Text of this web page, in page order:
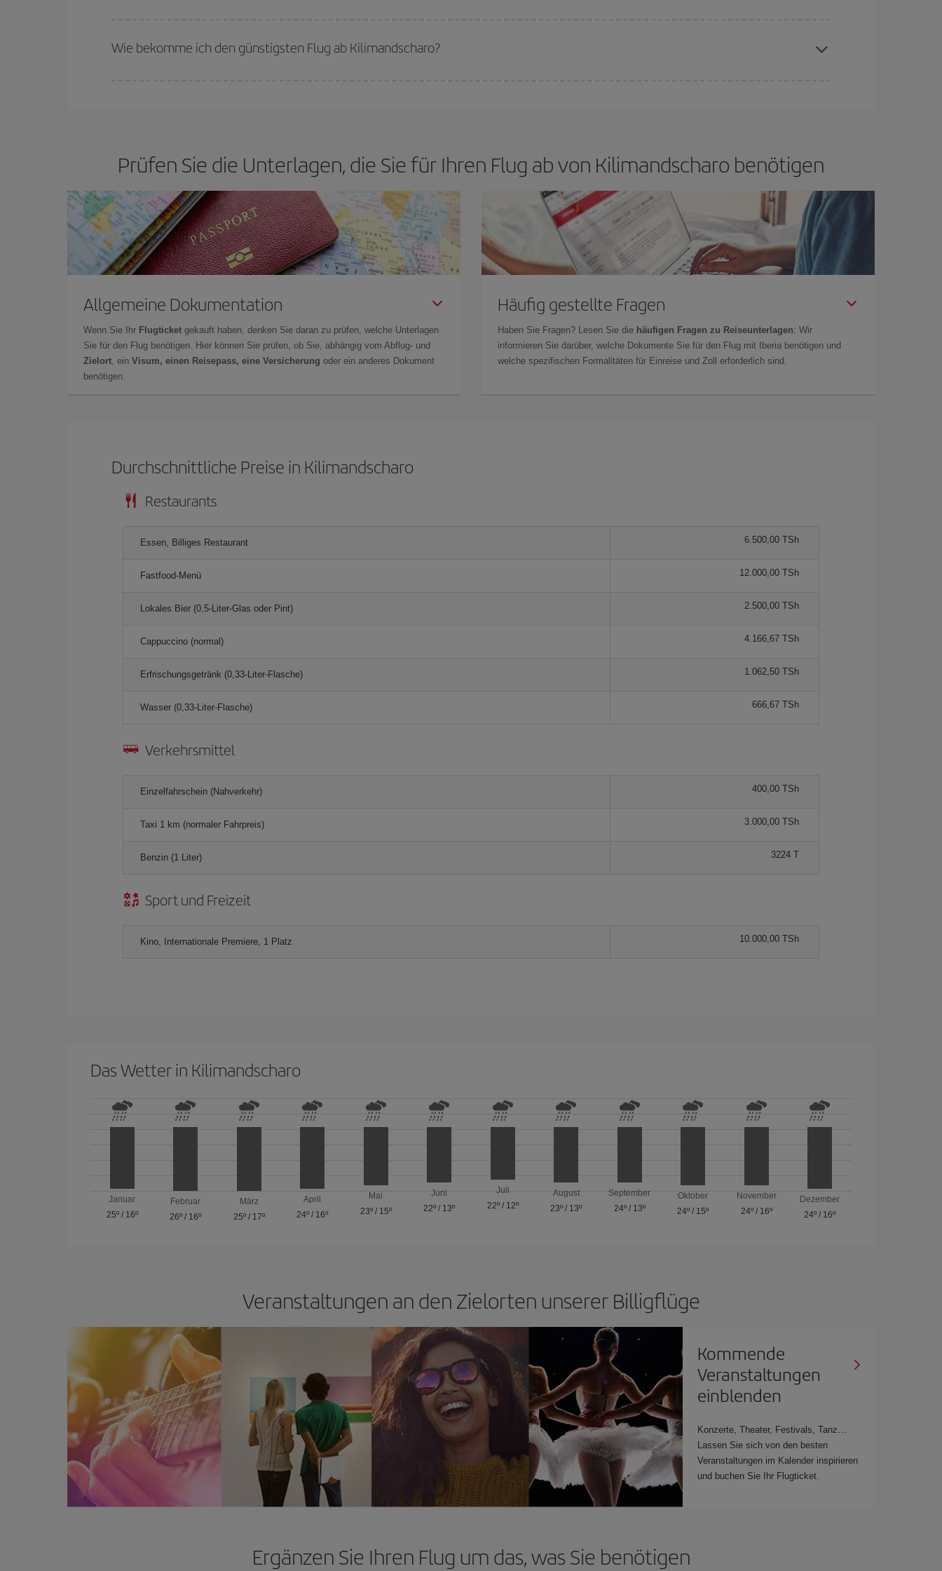
Wie bekomme ich den günstigsten Flug ab Kilimandscharo?
Prüfen Sie die Unterlagen, die Sie für Ihren Flug ab von Kilimandscharo benötigen
Allgemeine Dokumentation
Wenn Sie Ihr Flugticket gekauft haben, denken Sie daran zu prüfen, welche Unterlagen
Sie für den Flug benötigen. Hier können Sie prüfen, ob Sie, abhängig vom Abflug- und
Zielort , ein Visum, einen Reisepass, eine Versicherung oder ein anderes Dokument
benötigen.
Häufig gestellte Fragen
Haben Sie Fragen? Lesen Sie die häufigen Fragen zu Reiseunterlagen: Wir
informieren Sie darüber, welche Dokumente Sie für den Flug mit Iberia benötigen und
welche spezifischen Formalitäten für Einreise und Zoll erforderlich sind.
Durchschnittliche Preise in Kilimandscharo
Restaurants
Essen, Billiges Restaurant 6.500,00 TSh
Fastfood-Menü 12.000,00 TSh
Lokales Bier (0,5-Liter-Glas oder Pint) 2.500,00 TSh
Cappuccino (normal) 4.166,67 TSh
Erfrischungsgetränk (0,33-Liter-Flasche) 1.062,50 TSh
Wasser (0,33-Liter-Flasche) 666,67 TSh
Verkehrsmittel
Einzelfahrschein (Nahverkehr) 400,00 TSh
Taxi 1 km (normaler Fahrpreis) 3.000,00 TSh
Benzin (1 Liter) 3224 T
Sport und Freizeit
Kino, Internationale Premiere, 1 Platz 10.000,00 TSh
Das Wetter in Kilimandscharo
Januar
25º/ 16º
Februar
26º / 16º
März
25º/ 17º
April
24º / 16º
Mai
23º/ 15º
Juni
22º / 13º
Juli
22º/ 12º
August
23º / 13º
September
24º/ 13º
Oktober
24º / 15º
November
24º/ 16º
Dezember
24º / 16º
Veranstaltungen an den Zielorten unserer Billigflüge
Kommende
Veranstaltungen
einblenden
Konzerte, Theater, Festivals, Tanz…
Lassen Sie sich von den besten
Veranstaltungen im Kalender inspirieren
und buchen Sie Ihr Flugticket.
Ergänzen Sie Ihren Flug um das, was Sie benötigen